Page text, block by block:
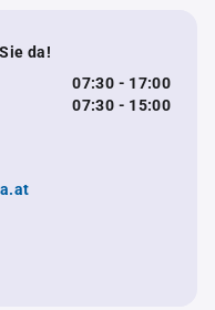
da!
07:30 - 17:00
07:30 - 15:00